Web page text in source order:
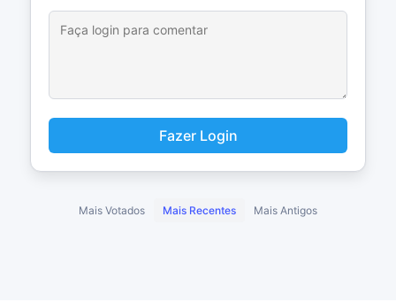
Fazer Login
Mais Votados Mais Recentes Mais Antigos